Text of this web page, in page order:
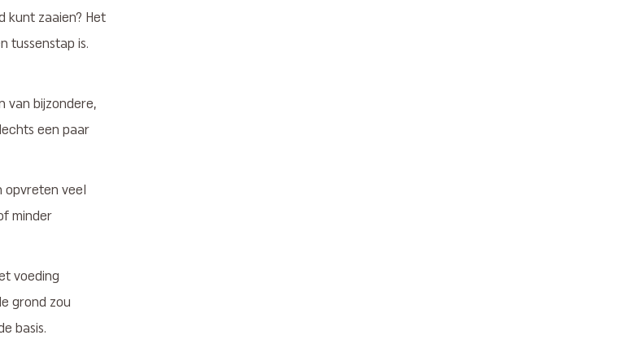
kunt zaaien? Het
tussenstap is.
van bijzondere,
een paar
opvreten veel
minder
voeding
grond zou
basis.